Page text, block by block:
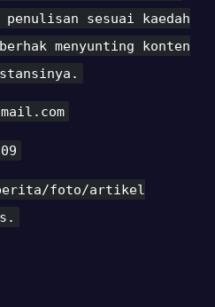
sesuai kaedah
menyunting konten
foto/artikel